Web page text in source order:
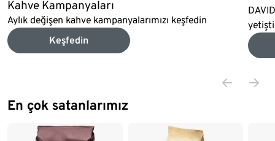
Kahve Kampanyaları
Aylık değişen kahve kampanyalarımızı keşfedin
Keşfedin
En çok satanlarımız
Liste sonu